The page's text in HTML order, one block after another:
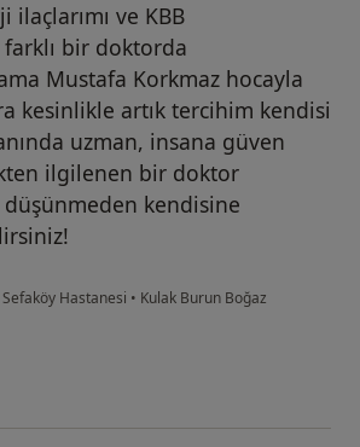
ilaçlarımı ve KBB
bir doktorda
Mustafa Korkmaz hocayla
kesinlikle artık tercihim kendisi
uzman, insana güven
ilgilenen bir doktor
düşünmeden kendisine
Hastanesi • Kulak Burun Boğaz
tu...y